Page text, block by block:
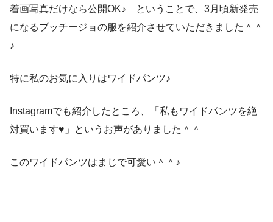
着画写真だけなら公開OK♪ ということで、3月頃新発売
になるプッチージョの服を紹介させていただきました＾＾
♪
特に私のお気に入りはワイドパンツ♪
Instagramでも紹介したところ、「私もワイドパンツを絶
対買います♥」というお声がありました＾＾
このワイドパンツはまじで可愛い＾＾♪